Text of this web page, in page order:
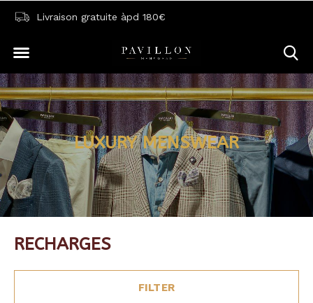
Livraison gratuite àpd 180€
LUXURY MENSWEAR
RECHARGES
FILTER